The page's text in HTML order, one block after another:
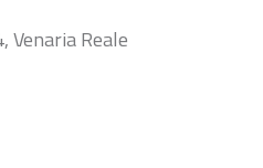
Venaria Reale